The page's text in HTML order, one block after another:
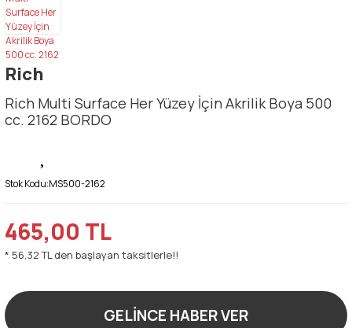
Rich
Rich Multi Surface Her Yüzey İçin Akrilik Boya 500
cc. 2162 BORDO
Stok Kodu:MS500-2162
465,00 TL
* 56,32 TL den başlayan taksitlerle!!
GELİNCE HABER VER